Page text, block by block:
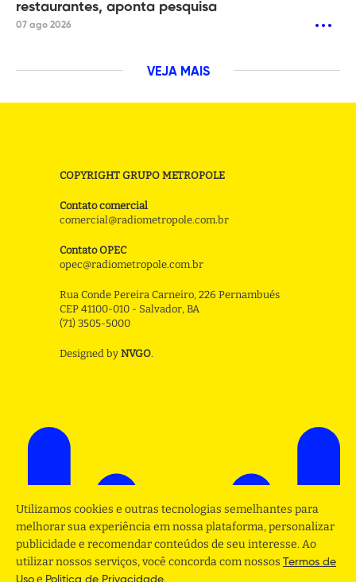
restaurantes, aponta pesquisa
07 ago 2026
VEJA MAIS
COPYRIGHT GRUPO METROPOLE
Contato comercial
comercial@radiometropole.com.br
Contato OPEC
opec@radiometropole.com.br
Rua Conde Pereira Carneiro, 226 Pernambués
CEP 41100-010 - Salvador, BA
(71) 3505-5000
Designed by NVGO.
Utilizamos cookies e outras tecnologias semelhantes para
melhorar sua experiência em nossa plataforma, personalizar
publicidade e recomendar conteúdos de seu interesse. Ao
utilizar nossos serviços, você concorda com nossos Termos de
Uso e Politica de Privacidade.